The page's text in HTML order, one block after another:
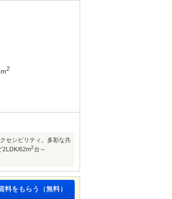
2
セシビリティ。多彩な共
2LDK/62m2台～
料をもらう（無料）